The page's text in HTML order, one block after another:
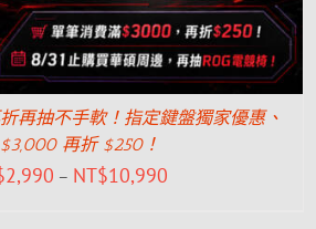
再抽不手軟！指定鍵盤獨家優惠、
再折 $250！
2,990 – NT$10,990